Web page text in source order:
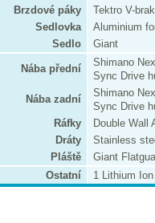
Brzdové páky
Tektro V-
Sedlovka
Aluminium
Sedlo
Giant
Nába přední
Shimano
Sync Drive
Nába zadní
Shimano
Sync Drive
Ráfky
Double Wall
Dráty
Stainless
Pláště
Giant
Ostatní
1 Lithium